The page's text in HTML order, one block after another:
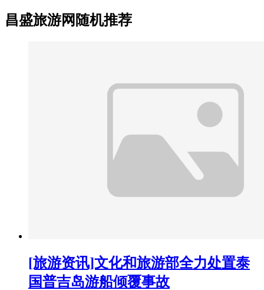
昌盛旅游网随机推荐
[旅游资讯]文化和旅游部全力处置泰
国普吉岛游船倾覆事故